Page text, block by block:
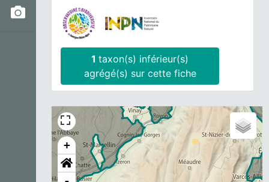
1taxon(s) inférieur(s)
agrégé(s) sur cette fiche
+